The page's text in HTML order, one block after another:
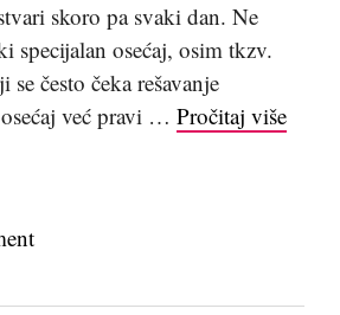
skoro pa svaki dan. Ne
specijalan osećaj, osim tkzv.
često čeka rešavanje
već pravi … Pročitaj više